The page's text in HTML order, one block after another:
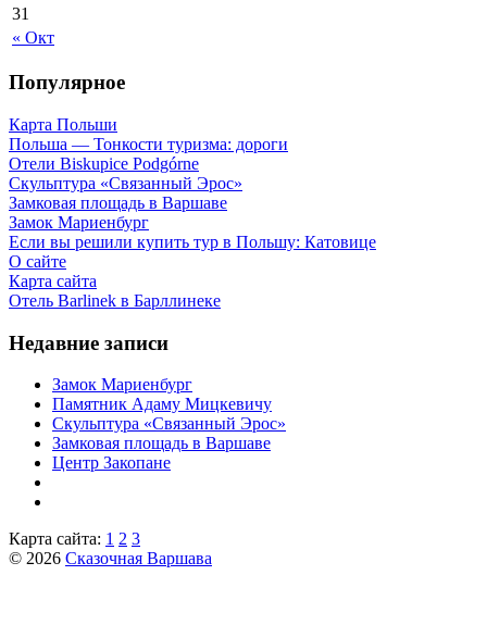
« Окт
31
Популярное
Карта Польши
Польша — Тонкости туризма: дороги
Отели Biskupice Podgórne
Скульптура «Связанный Эрос»
Замковая площадь в Варшаве
Замок Мариенбург
Если вы решили купить тур в Польшу: Катовице
О сайте
Карта сайта
Отель Barlinek в Барллинеке
Недавние записи
Замок Мариенбург
Памятник Адаму Мицкевичу
Скульптура «Связанный Эрос»
Замковая площадь в Варшаве
Центр Закопане
Карта сайта: 1 2 3
© 2026 Сказочная Варшава